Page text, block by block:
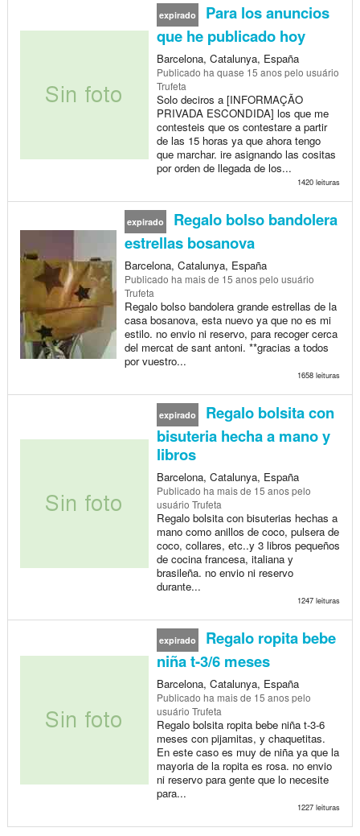
expirado
Para los anuncios
que he publicado hoy
Barcelona, Catalunya, España
Publicado ha quase 15 anospelo usuário
Trufeta
Solo deciros a [INFORMAÇÃO
PRIVADA ESCONDIDA] los que me
contesteis que os contestare a partir
de las 15 horas ya que ahora tengo
que marchar. ire asignando las cositas
por orden de llegada de los...
1420 leituras
expirado
Regalo bolso bandolera
estrellas bosanova
Barcelona, Catalunya, España
Publicado ha mais de 15 anospelo usuário
Trufeta
Regalo bolso bandolera grande estrellas de la
casa bosanova, esta nuevo ya que no es mi
estilo. no envio ni reservo, para recoger cerca
del mercat de sant antoni. **gracias a todos
por vuestro...
1658 leituras
expirado
Regalo bolsita con
bisuteria hecha a mano y
libros
Barcelona, Catalunya, España
Publicado ha mais de 15 anospelo
usuário Trufeta
Regalo bolsita con bisuterias hechas a
mano como anillos de coco, pulsera de
coco, collares, etc..y 3 libros pequeños
de cocina francesa, italiana y
brasileña. no envio ni reservo
durante...
1247 leituras
expirado
Regalo ropita bebe
niña t-3/6 meses
Barcelona, Catalunya, España
Publicado ha mais de 15 anospelo
usuário Trufeta
Regalo bolsita ropita bebe niña t-3-6
meses con pijamitas, y chaquetitas.
En este caso es muy de niña ya que la
mayoria de la ropita es rosa. no envio
ni reservo para gente que lo necesite
para...
1227 leituras